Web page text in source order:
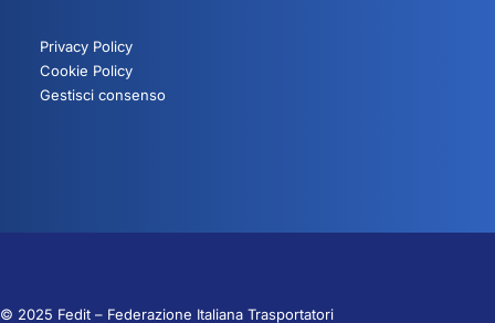
Privacy Policy
Cookie Policy
Gestisci consenso
© 2025 Fedit – Federazione Italiana Trasportatori